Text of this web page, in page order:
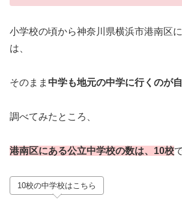
小学校の頃から神奈川県横浜市港南区
は、
そのまま 中学も地元の中学に行くのが
調べてみたところ、
港南区にある公立中学校の数は、10校
10校の中学校はこちら